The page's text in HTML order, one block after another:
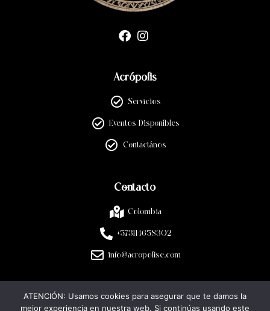
Acrópolis
Servicios
Eventos Disponibles
Contactános
Contacto
Colombia
+573114658302
info@acropolise.com
Legal
ATENCIÓN: Usamos cookies para asegurar que te damos la
mejor experiencia en nuestra web. Si continúas usando este